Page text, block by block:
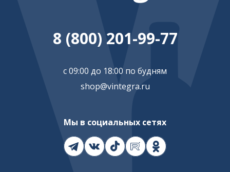
8 (800) 201-99-77
с 09:00 до 18:00 по будням
shop@vintegra.ru
Мы в социальных сетях